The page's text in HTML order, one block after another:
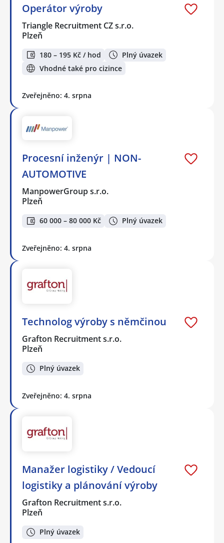
Operátor výroby
Triangle Recruitment CZ s.r.o.
Plzeň
180 – 195 Kč / hod
Plný úvazek
Vhodné také pro cizince
Zveřejněno: 4. srpna
Procesní inženýr | NON-
AUTOMOTIVE
ManpowerGroup s.r.o.
Plzeň
60 000 – 80 000 Kč Plný úvazek
Zveřejněno: 4. srpna
Technolog výroby s němčinou
Grafton Recruitment s.r.o.
Plzeň
Plný úvazek
Zveřejněno: 4. srpna
Manažer logistiky / Vedoucí
logistiky a plánování výroby
Grafton Recruitment s.r.o.
Plzeň
Plný úvazek